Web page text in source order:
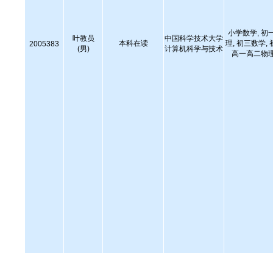
2005383
叶教员
(男)
本科在读
中国科学技术大学
计算机科学与技术
小学数学, 初
理, 初三数学,
高一高二物